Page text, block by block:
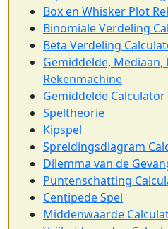
Box en Whisker Plot
Binomiale Verdeling
Beta Verdeling
Gemiddelde, Mediaan,
Rekenmachine
Gemiddelde Calculator
Speltheorie
Kipspel
Spreidingsdiagram
Dilemma van de
Puntenschatting
Centipede Spel
Middenwaarde